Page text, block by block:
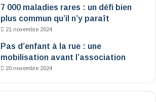
7 000 maladies rares : un défi bien
plus commun qu’il n’y paraît
21 novembre 2024
Pas d’enfant à la rue : une
mobilisation avant l’association
20 novembre 2024